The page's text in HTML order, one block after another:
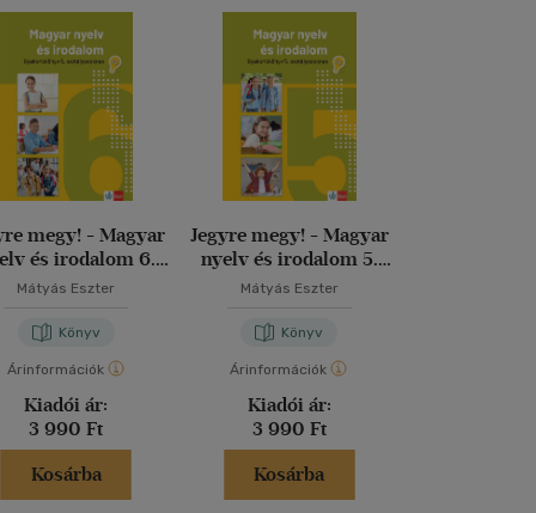
megy! - Magyar
és irodalom 6.
Mátyás Eszter
Könyv
Árinformációk
Kiadói ár:
3 990 Ft
Kosárba
Jegyre megy! - Magyar
nyelv és irodalom 5.
osztályosoknak
Mátyás Eszter
Könyv
Árinformációk
Kiadói ár:
3 990 Ft
Kosárba